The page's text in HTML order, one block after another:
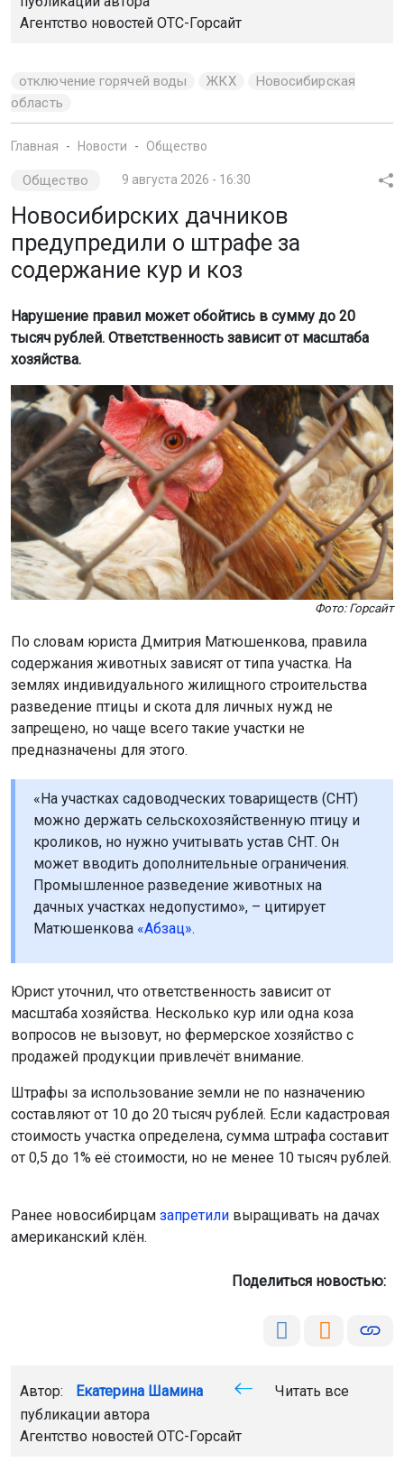
Агентство новостей ОТС-Горсайт
отключение горячей воды ЖКХ
Новосибирская
область
Главная Новости Общество
Общество 9 августа 2026 - 16:30
Новосибирских дачников
предупредили о штрафе за
содержание кур и коз
Нарушение правил может обойтись в сумму до 20
тысяч рублей. Ответственность зависит от масштаба
хозяйства.
Фото: Горсайт
По словам юриста Дмитрия Матюшенкова, правила
содержания животных зависят от типа участка. На
землях индивидуального жилищного строительства
разведение птицы и скота для личных нужд не
запрещено, но чаще всего такие участки не
предназначены для этого.
«На участках садоводческих товариществ (СНТ)
можно держать сельскохозяйственную птицу и
кроликов, но нужно учитывать устав СНТ. Он
может вводить дополнительные ограничения.
Промышленное разведение животных на
дачных участках недопустимо», – цитирует
Матюшенкова «Абзац».
Юрист уточнил, что ответственность зависит от
масштаба хозяйства. Несколько кур или одна коза
вопросов не вызовут, но фермерское хозяйство с
продажей продукции привлечёт внимание.
Штрафы за использование земли не по назначению
составляют от 10 до 20 тысяч рублей. Если кадастровая
стоимость участка определена, сумма штрафа составит
от 0,5 до 1% её стоимости, но не менее 10 тысяч рублей.
Ранее новосибирцам запретили выращивать на дачах
американский клён.
Поделиться новостью:
Автор: Екатерина Шамина
Читать все
публикации автора
Агентство новостей ОТС-Горсайт